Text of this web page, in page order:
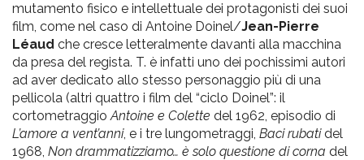
mutamento fisico e intellettuale dei protagonisti dei suoi
film, come nel caso di Antoine Doinel/Jean-Pierre
Léaud che cresce letteralmente davanti alla macchina
da presa del regista. T. è infatti uno dei pochissimi autori
ad aver dedicato allo stesso personaggio più di una
pellicola (altri quattro i film del “ciclo Doinel”: il
cortometraggioAntoine e Colette del 1962, episodio di
L’amore a vent’anni, e i tre lungometraggi, Baci rubatidel
1968, Non drammatizziamo… è solo questione di corna del